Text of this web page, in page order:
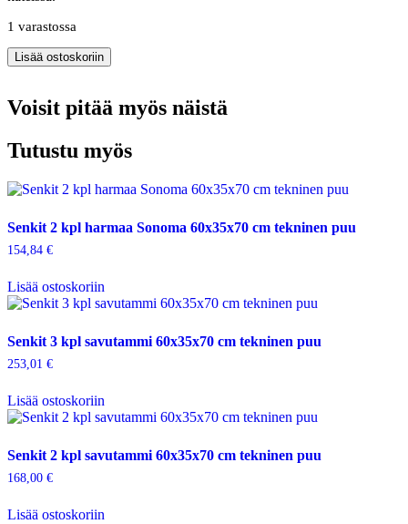
1 varastossa
Kaappi
laatikoilla
cm
määrä
Lisää ostoskoriin
Voisit pitää myös näistä
Tutustu myös
Senkit 2 kpl harmaa Sonoma 60x35x70 cm tekninen puu
154,84 €
Lisää ostoskoriin
Senkit 3 kpl savutammi 60x35x70 cm tekninen puu
253,01 €
Lisää ostoskoriin
Senkit 2 kpl savutammi 60x35x70 cm tekninen puu
168,00 €
Lisää ostoskoriin